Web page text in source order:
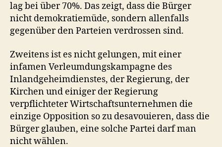
lag bei über 70%. Das zeigt, dass die Bürger
nicht demokratiemüde, sondern allenfalls
gegenüber den Parteien verdrossen sind.
Zweitens ist es nicht gelungen, mit einer
infamen Verleumdungskampagne des
Inlandgeheimdienstes, der Regierung, der
Kirchen und einiger der Regierung
verpflichteter Wirtschaftsunternehmen die
einzige Opposition so zu desavouieren, dass die
Bürger glauben, eine solche Partei darf man
nicht wählen.